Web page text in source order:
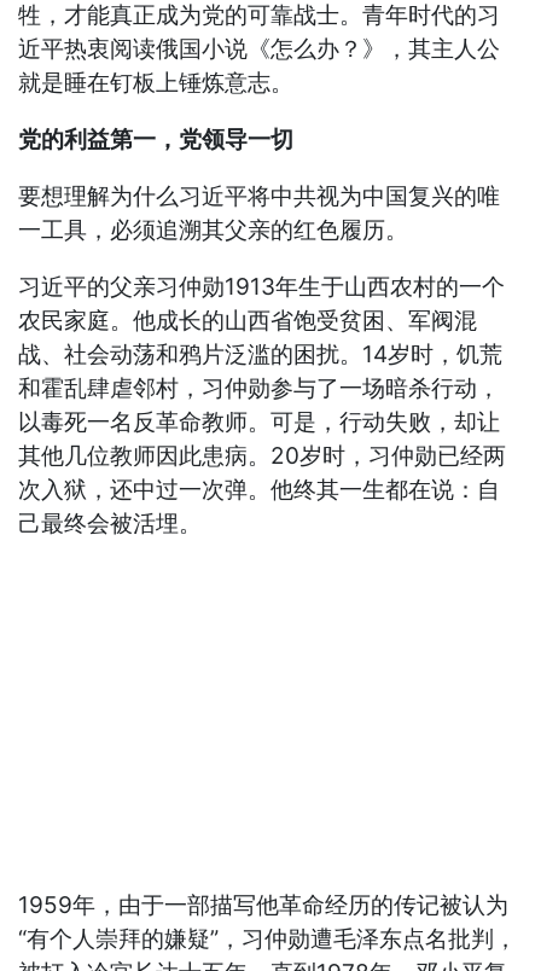
牲，才能真正成为党的可靠战士。青年时代的习
近平热衷阅读俄国小说《怎么办？》，其主人公
就是睡在钉板上锤炼意志。
党的利益第一，党领导一切
要想理解为什么习近平将中共视为中国复兴的唯
一工具，必须追溯其父亲的红色履历。
习近平的父亲习仲勋1913年生于山西农村的一个
农民家庭。他成长的山西省饱受贫困、军阀混
战、社会动荡和鸦片泛滥的困扰。14岁时，饥荒
和霍乱肆虐邻村，习仲勋参与了一场暗杀行动，
以毒死一名反革命教师。可是，行动失败，却让
其他几位教师因此患病。20岁时，习仲勋已经两
次入狱，还中过一次弹。他终其一生都在说：自
己最终会被活埋。
1959年，由于一部描写他革命经历的传记被认为
“有个人崇拜的嫌疑”，习仲勋遭毛泽东点名批判，